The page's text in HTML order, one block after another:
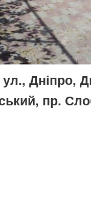
Дніпро,
пр.